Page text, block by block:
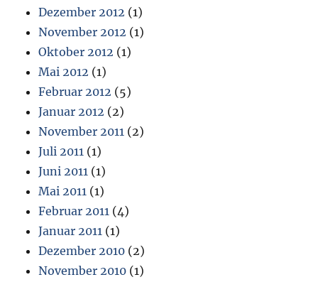
Dezember 2012 (1)
November 2012 (1)
Oktober 2012 (1)
Mai 2012 (1)
Februar 2012 (5)
Januar 2012 (2)
November 2011 (2)
Juli 2011 (1)
Juni 2011 (1)
Mai 2011 (1)
Februar 2011 (4)
Januar 2011 (1)
Dezember 2010 (2)
November 2010 (1)